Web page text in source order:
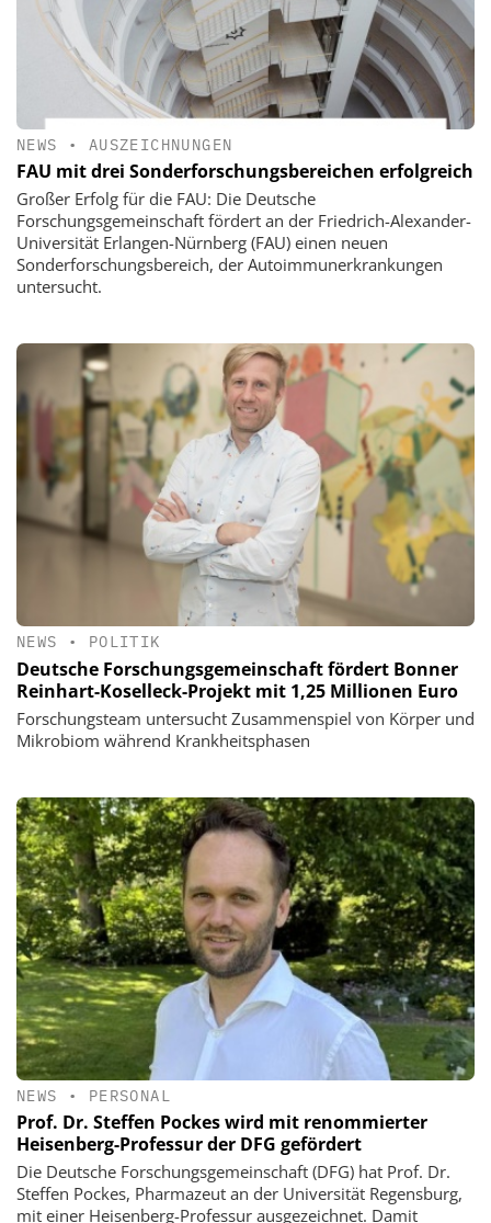
NEWS • AUSZEICHNUNGEN
FAU mit drei Sonderforschungsbereichen erfolgreich
Großer Erfolg für die FAU: Die Deutsche
Forschungsgemeinschaft fördert an der Friedrich-Alexander-
Universität Erlangen-Nürnberg (FAU) einen neuen
Sonderforschungsbereich, der Autoimmunerkrankungen
untersucht.
NEWS • POLITIK
Deutsche Forschungsgemeinschaft fördert Bonner
Reinhart-Koselleck-Projekt mit 1,25 Millionen Euro
Forschungsteam untersucht Zusammenspiel von Körper und
Mikrobiom während Krankheitsphasen
NEWS • PERSONAL
Prof. Dr. Steffen Pockes wird mit renommierter
Heisenberg-Professur der DFG gefördert
Die Deutsche Forschungsgemeinschaft (DFG) hat Prof. Dr.
Steffen Pockes, Pharmazeut an der Universität Regensburg,
mit einer Heisenberg-Professur ausgezeichnet. Damit